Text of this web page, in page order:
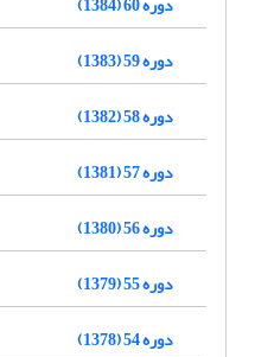
دوره 59 (1383)
دوره 58 (1382)
دوره 57 (1381)
دوره 56 (1380)
دوره 55 (1379)
دوره 54 (1378)